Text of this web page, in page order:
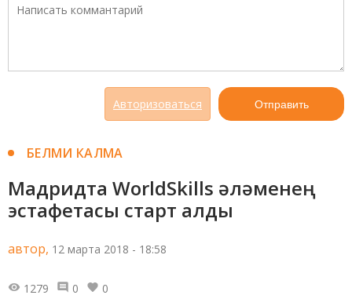
Авторизоваться Отправить
БЕЛМИ КАЛМА
Мадридта WorldSkills әләменең
эстафетасы старт алды
автор, 12 марта 2018 - 18:58
1279 0 0